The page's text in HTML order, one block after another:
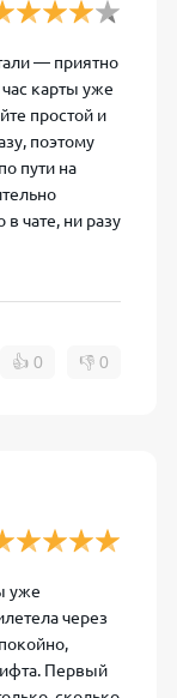
заявки полностью
с помощью
данные,
истории шанс
карту.
большинстве
– от
— приятно
карты уже
простой и
поэтому
пути на
чате, ни разу
👍 0 👎 0
уже
через
Первый